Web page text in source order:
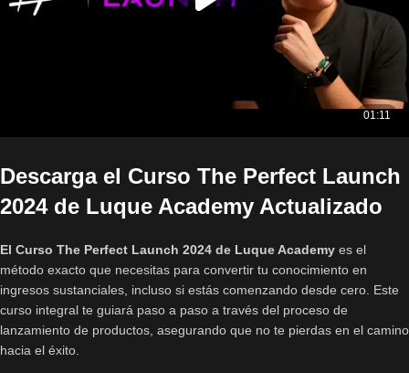
Descarga el Curso The Perfect Launch
2024 de Luque Academy Actualizado
El Curso The Perfect Launch 2024 de Luque Academy es el
método exacto que necesitas para convertir tu conocimiento en
ingresos sustanciales, incluso si estás comenzando desde cero. Este
curso integral te guiará paso a paso a través del proceso de
lanzamiento de productos, asegurando que no te pierdas en el camino
hacia el éxito.